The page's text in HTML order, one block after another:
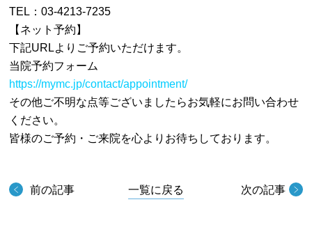
TEL：03-4213-7235
【ネット予約】
下記URLよりご予約いただけます。
当院予約フォーム
https://mymc.jp/contact/appointment/
その他ご不明な点等ございましたらお気軽にお問い合わせ
ください。
皆様のご予約・ご来院を心よりお待ちしております。
前の記事 一覧に戻る 次の記事